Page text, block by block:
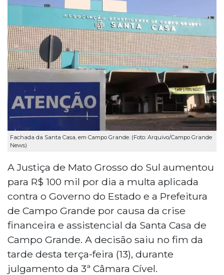
Fachada da Santa Casa, em Campo Grande. (Foto: Arquivo/Campo Grande
News)
A Justiça de Mato Grosso do Sul aumentou
para R$ 100 mil por dia a multa aplicada
contra o Governo do Estado e a Prefeitura
de Campo Grande por causa da crise
financeira e assistencial da Santa Casa de
Campo Grande. A decisão saiu no fim da
tarde desta terça-feira (13), durante
julgamento da 3ª Câmara Cível.